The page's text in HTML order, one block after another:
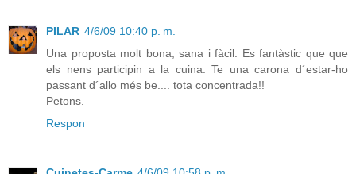
PILAR 4/6/09 10:40 p. m.
Una proposta molt bona, sana i fàcil. Es fantàstic que que
els nens participin a la cuina. Te una carona d´estar-ho
passant d´allo més be.... tota concentrada!!
Petons.
Respon